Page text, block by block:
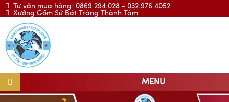
Tư vấn mua hàng: 0869.294.028 - 032.976.4052
Xưởng Gốm Sứ Bát Tràng Thành Tâm
MENU